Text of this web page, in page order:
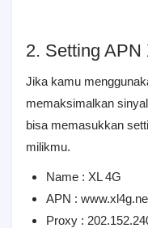
2. Setting APN
Jika kamu
memaksimalkan
bisa memasukkan
milikmu.
Name : XL 4G
APN :
Proxy :